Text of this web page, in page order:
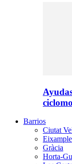
Barrios
Ciutat
Eixample
Gràcia
Horta-